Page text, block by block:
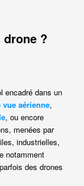
drone ?
encadré dans un
vue aérienne,
, ou encore
menées par
industrielles,
notamment
des drones